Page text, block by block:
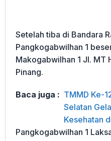
Setelah tiba di Bandara
Pangkogabwilhan 1
Makogabwilhan 1 Jl. MT
Pinang.
Baca juga : TMMD Ke-
Selatan
Kesehatan
Pangkogabwilhan 1